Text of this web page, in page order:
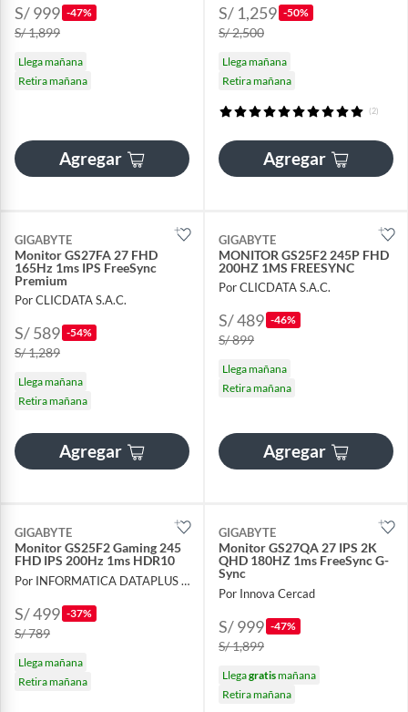
S/ 999 -47%
S/ 1,899
Llega mañana
Retira mañana
Agregar
S/ 1,259 -50%
S/ 2,500
Llega mañana
Retira mañana
(2)
Agregar
GIGABYTE
Monitor GS27FA 27 FHD
165Hz 1ms IPS FreeSync
Premium
Por CLICDATA S.A.C.
S/ 589 -54%
S/ 1,289
Llega mañana
Retira mañana
Agregar
GIGABYTE
MONITOR GS25F2 245P FHD
200HZ 1MS FREESYNC
Por CLICDATA S.A.C.
S/ 489 -46%
S/ 899
Llega mañana
Retira mañana
Agregar
GIGABYTE
Monitor GS25F2 Gaming 245
FHD IPS 200Hz 1ms HDR10
Por INFORMATICA DATAPLUS SAC
S/ 499 -37%
S/ 789
Llega mañana
Retira mañana
GIGABYTE
Monitor GS27QA 27 IPS 2K
QHD 180HZ 1ms FreeSync G-
Sync
Por Innova Cercad
S/ 999 -47%
S/ 1,899
Llegagratismañana
Retira mañana